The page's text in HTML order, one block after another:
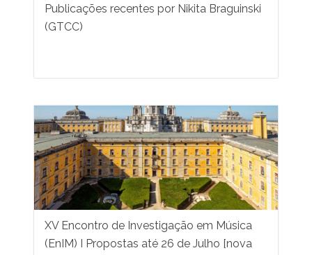
Publicações recentes por Nikita Braguinski
(GTCC)
XV Encontro de Investigação em Música
(EnIM) I Propostas até 26 de Julho [nova